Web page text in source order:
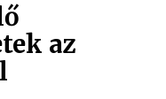
az